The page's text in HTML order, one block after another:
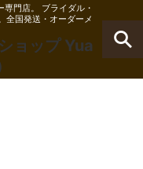
門店。 ブライダル・
全国発送・オーダーメ
ョップ Yua